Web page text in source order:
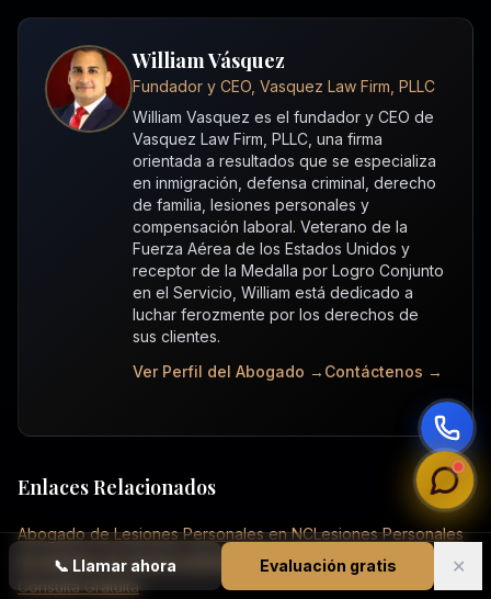
📞 Llamar ahora Evaluación gratis ✕
William Vásquez
Fundador y CEO, Vasquez Law Firm, PLLC
William Vasquez es el fundador y CEO de
Vasquez Law Firm, PLLC, una firma
orientada a resultados que se especializa
en inmigración, defensa criminal, derecho
de familia, lesiones personales y
compensación laboral. Veterano de la
Fuerza Aérea de los Estados Unidos y
receptor de la Medalla por Logro Conjunto
en el Servicio, William está dedicado a
luchar ferozmente por los derechos de
sus clientes.
Ver Perfil del Abogado → Contáctenos →
Enlaces Relacionados
Abogado de Lesiones Personales en NCLesiones Personales
Accidentes de AutoAccidentes de CamionesMuerte Injusta
Consulta Gratuita